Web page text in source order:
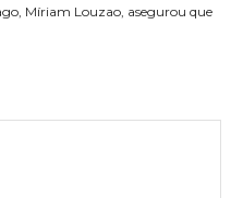
Míriam Louzao, asegurou que